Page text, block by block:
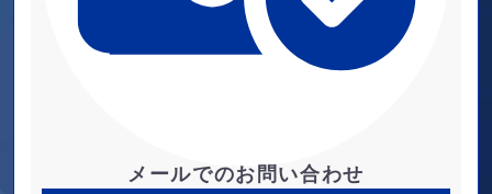
メールでのお問い合わせ